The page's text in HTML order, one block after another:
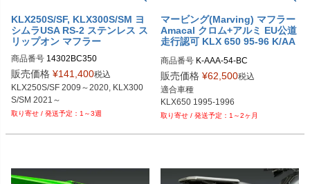
KLX250S/SF, KLX300S/SM ヨ
シムラUSA RS-2 ステンレス ス
リップオン マフラー
商品番号 14302BC350
販売価格 ¥141,400税込
KLX250S/SF 2009～2020, KLX300
S/SM 2021～
1～3週
マービング(Marving) マフラー
Amacal クロム+アルミ EU公道
走行認可 KLX 650 95-96 K/AA
商品番号 K-AAA-54-BC
メーカー型番：K/AAA/54/BC
EUD型番：mvg_K-AAA-54-BC
販売価格 ¥62,500税込
適合車種
KLX650 1995-1996
1～2ヶ月